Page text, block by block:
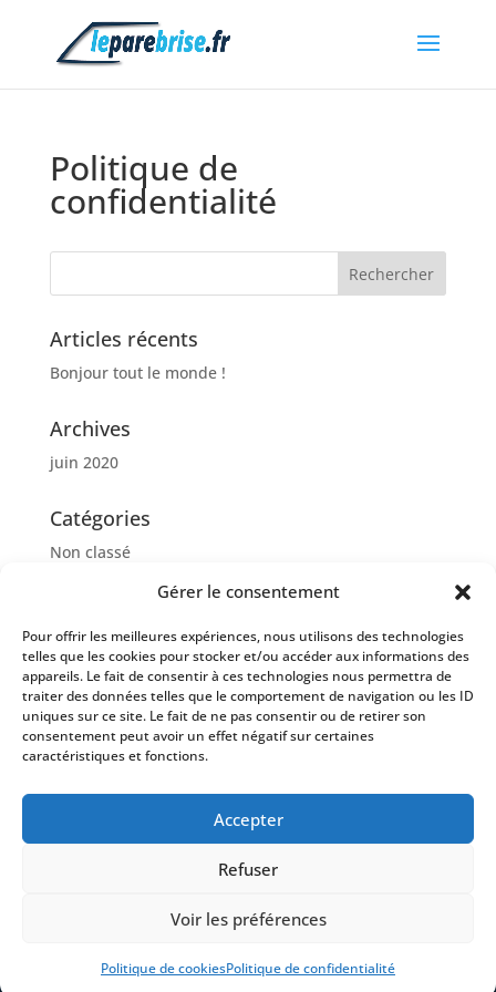
Gérer le consentement
Pour offrir les meilleures expériences, nous utilisons des technologies
telles que les cookies pour stocker et/ou accéder aux informations des
appareils. Le fait de consentir à ces technologies nous permettra de
traiter des données telles que le comportement de navigation ou les ID
uniques sur ce site. Le fait de ne pas consentir ou de retirer son
consentement peut avoir un effet négatif sur certaines
caractéristiques et fonctions.
Accepter
Refuser
Voir les préférences
Politique de cookiesPolitique de confidentialité
Politique de
confidentialité
Articles récents
Bonjour tout le monde !
Archives
juin 2020
Catégories
Non classé
Connexion
Flux des publications
Flux des commentaires
Site de WordPress-FR
Politique de confidentialité
Politique de cookies (UE)
© 2020-2026 leparebrise.fr |Mentions Légales